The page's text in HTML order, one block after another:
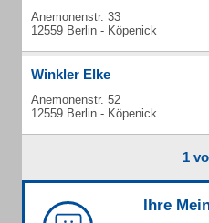
Anemonenstr. 33
12559 Berlin - Köpenick
Winkler Elke
Anemonenstr. 52
12559 Berlin - Köpenick
1
Ihre